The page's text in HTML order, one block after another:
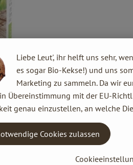
Liebe Leut', ihr helft uns sehr,
es sogar Bio-Kekse!) und uns
Marketing zu sammeln. Da wir
Übereinstimmung mit der EU-
genau einzustellen, an welche
Cookies zulassen